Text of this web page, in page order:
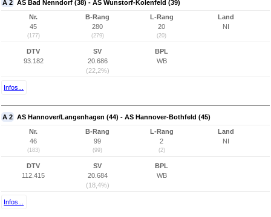
A 2 AS Bad Nenndorf (38) - AS Wunstorf-Kolenfeld (39)
Nr.
45
(177)
B-Rang
280
(279)
L-Rang
20
(20)
Land
NI
DTV
93.182
SV
20.686
(22,2%)
BPL
WB
Infos...
A 2 AS Hannover/Langenhagen (44) - AS Hannover-Bothfeld (45)
Nr.
46
(183)
B-Rang
99
(99)
L-Rang
2
(2)
Land
NI
DTV
112.415
SV
20.684
(18,4%)
BPL
WB
Infos...